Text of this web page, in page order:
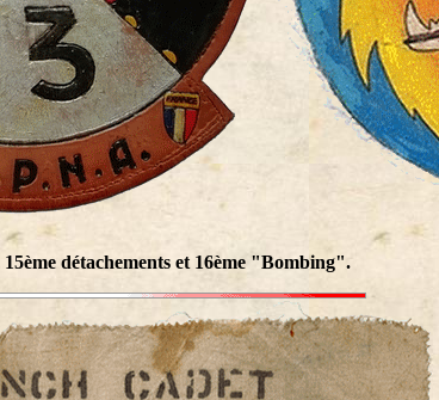
détachements et 16ème "Bombing".